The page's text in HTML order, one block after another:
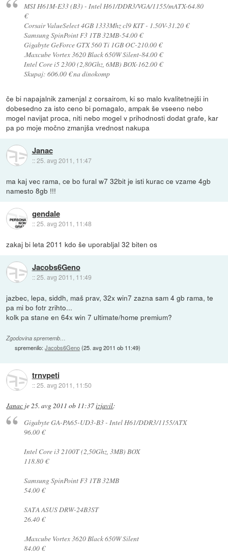
MSI H61M-E33 (B3) - Intel H61/DDR3/VGA/1155/mATX-64.80
€
Corsair ValueSelect 4GB 1333Mhz cl9 KIT - 1.50V-31.20 €
Samsung SpinPoint F3 1TB 32MB-54.00 €
Gigabyte GeForce GTX 560 Ti 1GB OC-210.00 €
.Maxcube Vortex 3620 Black 650W Silent-84.00 €
Intel Core i5 2300 (2,80Ghz, 6MB) BOX-162.00 €
Skupaj: 606.00 € na dinokomp
če bi napajalnik zamenjal z corsairom, ki so malo kvalitetnejši in
dobesedno za isto ceno bi pomagalo, ampak še vseeno nebo
mogel navijat proca, niti nebo mogel v prihodnosti dodat grafe, kar
pa po moje močno zmanjša vrednost nakupa
Janac
::25. avg 2011, 11:47
ma kaj vec rama, ce bo fural w7 32bit je isti kurac ce vzame 4gb
namesto 8gb !!!
gendale
::25. avg 2011, 11:48
zakaj bi leta 2011 kdo še uporabljal 32 biten os
Jacobs6Geno
::25. avg 2011, 11:49
jazbec, lepa, siddh, maš prav, 32x win7 zazna sam 4 gb rama, te
pa mi bo fotr zrihto...
kolk pa stane en 64x win 7 ultimate/home premium?
Zgodovina sprememb…
spremenilo:Jacobs6Geno(25. avg 2011 ob 11:49)
trnvpeti
::25. avg 2011, 11:50
Janac je25. avg 2011 ob 11:37izjavil:
Gigabyte GA-PA65-UD3-B3 - Intel H61/DDR3/1155/ATX
96.00 €
Intel Core i3 2100T (2,50Ghz, 3MB) BOX
118.80 €
Samsung SpinPoint F3 1TB 32MB
54.00 €
SATA ASUS DRW-24B3ST
26.40 €
.Maxcube Vortex 3620 Black 650W Silent
84.00 €